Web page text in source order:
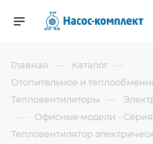
Главная — Каталог —
Отопительное и
Тепловентиляторы —
— Офисные модели -
Тепловентилятор